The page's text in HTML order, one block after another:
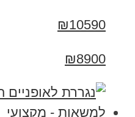
₪10590
₪8900